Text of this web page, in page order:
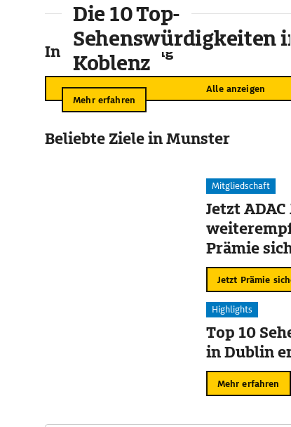
In der Umgebung
Alle anzeigen
Die 10 Top-
Sehenswürdigkeiten in
Koblenz
Mehr erfahren
Beliebte Ziele in Munster
Mitgliedschaft
Jetzt
Prämie
Jetzt Prämie
Highlights
Top 10
in Dublin
Mehr erfahren